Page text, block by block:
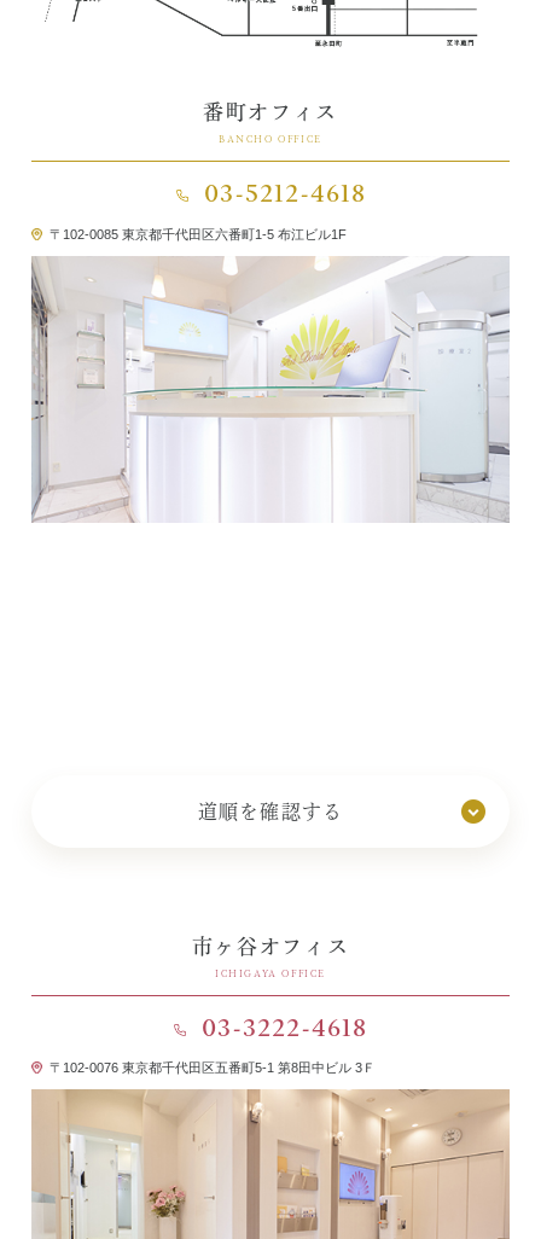
今年もクリスマスの季節がやってきました。番町オフィ
番町オフィス
BANCHO OFFICE
03-5212-4618
〒102-0085 東京都千代田区六番町1-5 布江ビル1F
有楽町線（５または６番出口）
JR総武線・都営新宿線・南北線
『市ヶ谷駅』より徒歩４分
麹町方面より 写真付き地図を見る
有楽町線の麹町駅、５番（または６番）出口から出て市ヶ谷
方面へ（5番出口からは道に出て左、６番出口からは道な
り)。
ガソリンスタンドとドトールの交差点を左折。
交差点から50m程入った、左手の１階。
道順を確認する
市ヶ谷オフィス
ICHIGAYA OFFICE
03-3222-4618
〒102-0076 東京都千代田区五番町5-1 第8田中ビル 3Ｆ